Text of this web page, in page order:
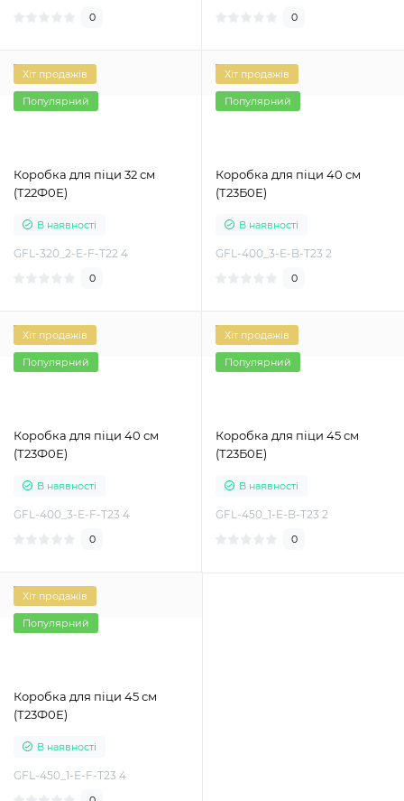
0 0
Хіт продажів
Популярний
Коробка для піци 32 см
(Т22Ф0Е)
В наявності
GFL-320_2-E-F-T22 4
0
Хіт продажів
Популярний
Коробка для піци 40 см
(Т23Б0Е)
В наявності
GFL-400_3-E-B-T23 2
0
Хіт продажів
Популярний
Коробка для піци 40 см
(Т23Ф0Е)
В наявності
GFL-400_3-E-F-T23 4
0
Хіт продажів
Популярний
Коробка для піци 45 см
(Т23Б0Е)
В наявності
GFL-450_1-E-B-T23 2
0
Хіт продажів
Популярний
Коробка для піци 45 см
(Т23Ф0Е)
В наявності
GFL-450_1-E-F-T23 4